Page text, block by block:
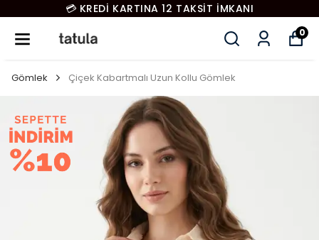
💳 KREDİ KARTINA 12 TAKSİT İMKANI
0
Gömlek Çiçek Kabartmalı Uzun Kollu Gömlek